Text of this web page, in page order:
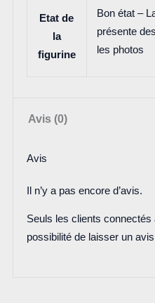
Etat de
la
figurine
Bon état –
présente
les photos
Avis (0)
Avis
Il n’y a pas encore d’avis.
Seuls les clients
possibilité de laisser un